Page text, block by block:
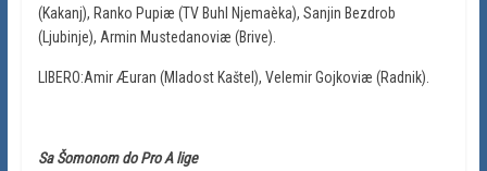
(Kakanj), Ranko Pupiæ (TV Buhl Njemaèka), Sanjin Bezdrob
(Ljubinje), Armin Mustedanoviæ (Brive).
LIBERO:Amir Æuran (Mladost Kaštel), Velemir Gojkoviæ (Radnik).
Sa Šomonom do Pro A lige